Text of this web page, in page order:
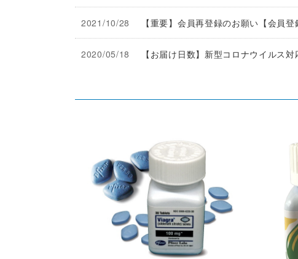
2021/10/28 【重要】会員再登録のお願い【会員
2020/05/18 【お届け日数】新型コロナウイルス